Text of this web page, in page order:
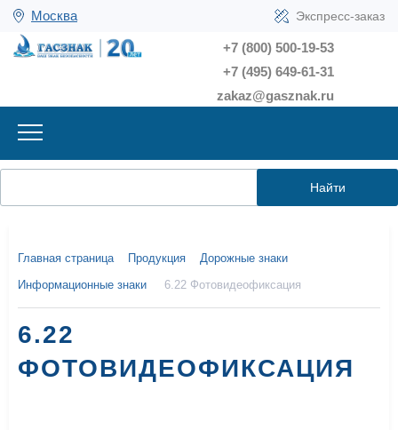
Москва Экспресс-заказ
+7 (800) 500-19-53
+7 (495) 649-61-31
zakaz@gasznak.ru
Найти
Главная страница Продукция
Дорожные знаки
Информационные знаки
6.22 Фотовидеофиксация
6.22
ФОТОВИДЕОФИКСАЦИЯ